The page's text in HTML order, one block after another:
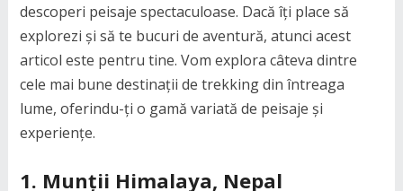
descoperi peisaje spectaculoase. Dacă îți place să
explorezi și să te bucuri de aventură, atunci acest
articol este pentru tine. Vom explora câteva dintre
cele mai bune destinații de trekking din întreaga
lume, oferindu-ți o gamă variată de peisaje și
experiențe.
1. Munții Himalaya, Nepal